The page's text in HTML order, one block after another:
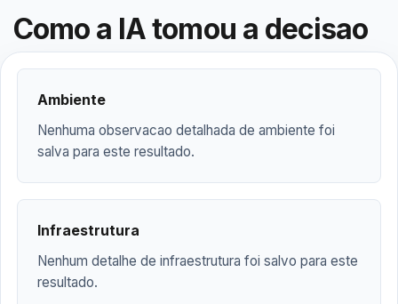
Como a IA tomou a decisao
Ambiente
Nenhuma observacao detalhada de ambiente foi
salva para este resultado.
Infraestrutura
Nenhum detalhe de infraestrutura foi salvo para este
resultado.